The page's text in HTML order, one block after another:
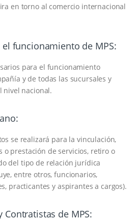
en torno al comercio internacional
funcionamiento de MPS:
para el funcionamiento
y de todas las sucursales y
nivel nacional.
se realizará para la vinculación,
o prestación de servicios, retiro o
del tipo de relación jurídica
entre otros, funcionarios,
practicantes y aspirantes a cargos).
Contratistas de MPS: